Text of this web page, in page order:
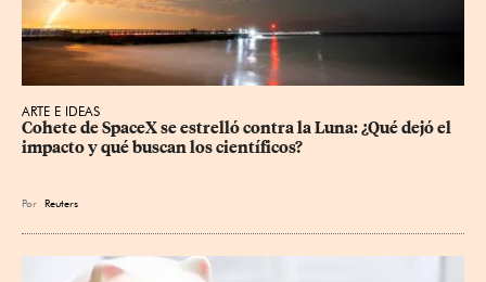
ARTE E IDEAS
Cohete de SpaceX se estrelló contra la Luna: ¿Qué dejó el
impacto y qué buscan los científicos?
Por Reuters